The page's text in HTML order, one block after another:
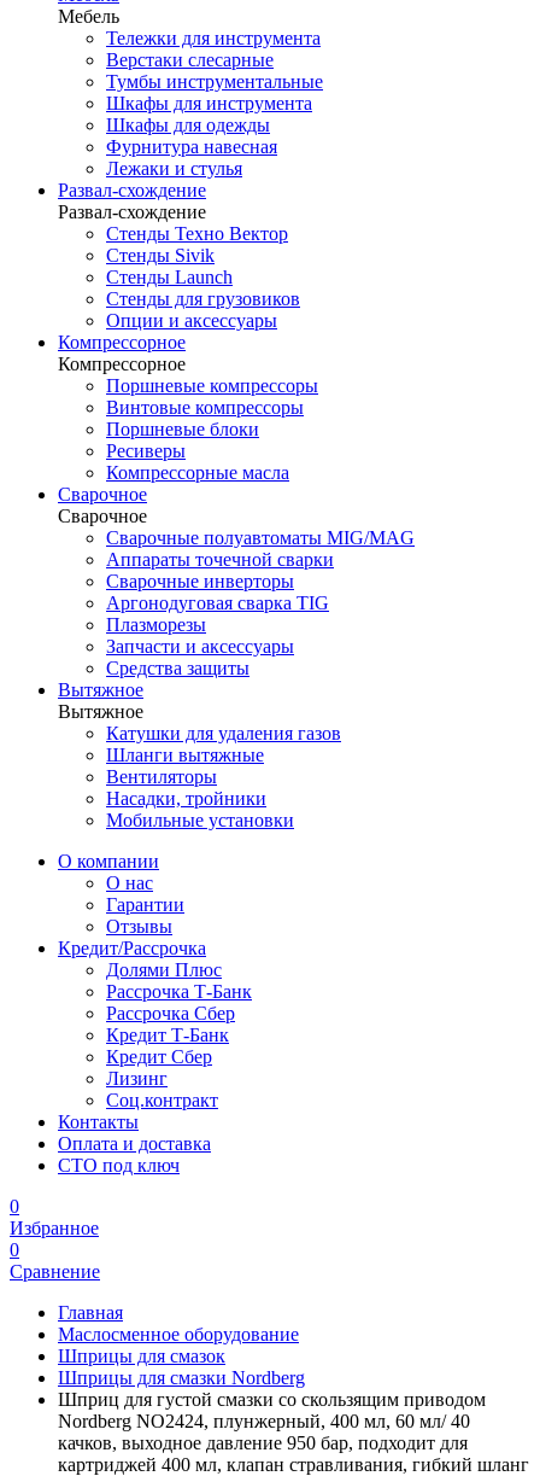
Мебель
Тележки для инструмента
Верстаки слесарные
Тумбы инструментальные
Шкафы для инструмента
Шкафы для одежды
Фурнитура навесная
Лежаки и стулья
Развал-схождение
Развал-схождение
Стенды Техно Вектор
Стенды Sivik
Стенды Launch
Стенды для грузовиков
Опции и аксессуары
Компрессорное
Компрессорное
Поршневые компрессоры
Винтовые компрессоры
Поршневые блоки
Ресиверы
Компрессорные масла
Сварочное
Сварочное
Сварочные полуавтоматы MIG/MAG
Аппараты точечной сварки
Сварочные инверторы
Аргонодуговая сварка TIG
Плазморезы
Запчасти и аксессуары
Средства защиты
Вытяжное
Вытяжное
Катушки для удаления газов
Шланги вытяжные
Вентиляторы
Насадки, тройники
Мобильные установки
О компании
О нас
Гарантии
Отзывы
Кредит/Рассрочка
Долями Плюс
Рассрочка Т-Банк
Рассрочка Сбер
Кредит Т-Банк
Кредит Сбер
Лизинг
Соц.контракт
Контакты
Оплата и доставка
СТО под ключ
0
Избранное
0
Сравнение
Главная
Маслосменное оборудование
Шприцы для смазок
Шприцы для смазки Nordberg
Шприц для густой смазки со скользящим приводом
Nordberg NO2424, плунжерный, 400 мл, 60 мл/ 40
качков, выходное давление 950 бар, подходит для
картриджей 400 мл, клапан стравливания, гибкий шланг